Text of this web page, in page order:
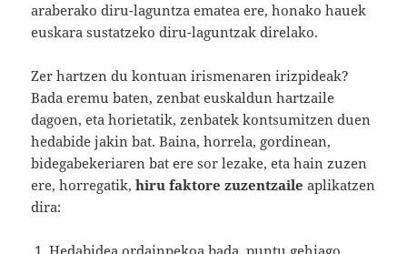
araberako diru-laguntza ematea ere, honako hauek
euskara sustatzeko diru-laguntzak direlako.
Zer hartzen du kontuan irismenaren irizpideak?
Bada eremu baten, zenbat euskaldun hartzaile
dagoen, eta horietatik, zenbatek kontsumitzen duen
hedabide jakin bat. Baina, horrela, gordinean,
bidegabekeriaren bat ere sor lezake, eta hain zuzen
ere, horregatik,hiru faktore zuzentzaile aplikatzen
dira: